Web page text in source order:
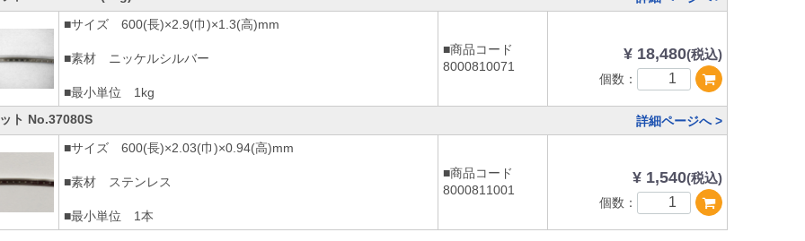
■サイズ 600(長)×2.9(巾)×1.3(高)mm
■素材 ニッケルシルバー
■最小単位 1kg
■商品コード
8000810071
¥ 18,480(税込)
個数：
ト No.37080S
詳細ページへ >
■サイズ 600(長)×2.03(巾)×0.94(高)mm
■素材 ステンレス
■最小単位 1本
■商品コード
8000811001
¥ 1,540(税込)
個数：